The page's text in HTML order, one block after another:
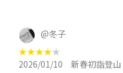
@冬子
★★★★★
2026/01/10
新春初詣登山！